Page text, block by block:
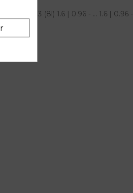
audi a3 (8l) 1.6 | 0.96 - ... 1.6 | 0.96